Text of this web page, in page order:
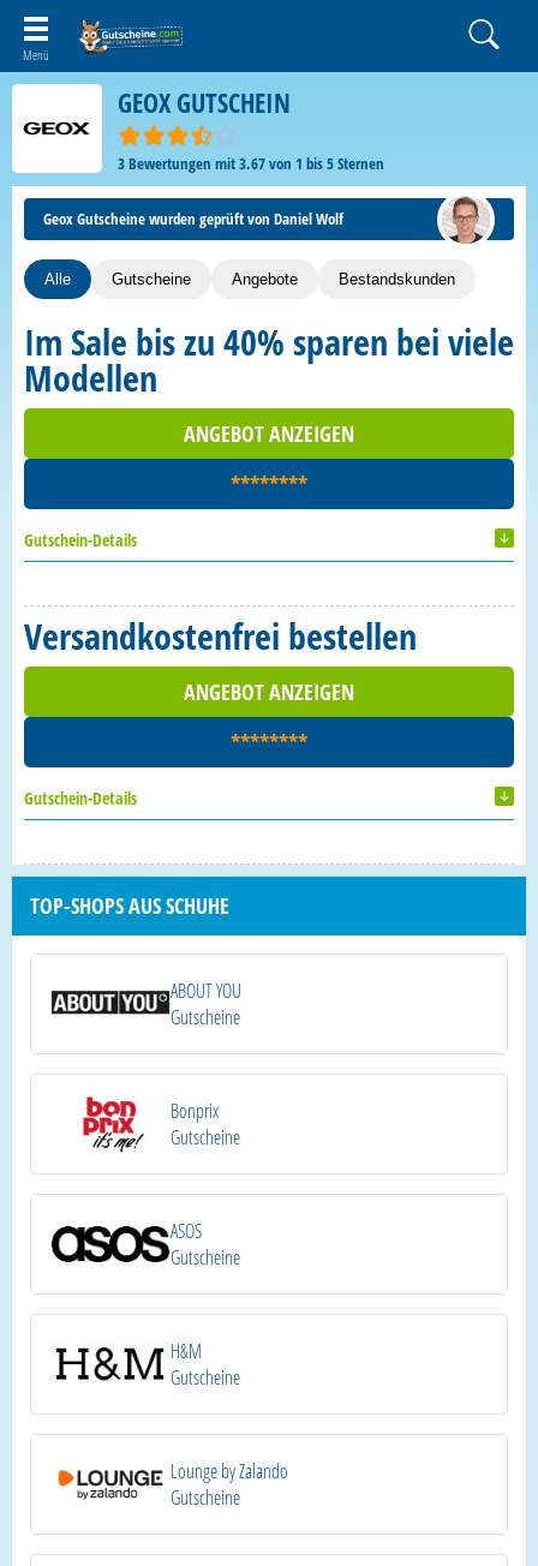
GEOX GUTSCHEIN
3Bewertungen mit3.67von 1 bis5Sternen
Geox Gutscheine wurden geprüft von Daniel Wolf
Alle Gutscheine Angebote Bestandskunden
Im Sale bis zu 40% sparen bei viele
Modellen
ANGEBOT ANZEIGEN
********
Gutschein-Details
Versandkostenfrei bestellen
ANGEBOT ANZEIGEN
********
Gutschein-Details
TOP-SHOPS AUS SCHUHE
ABOUT YOU
Gutscheine
Bonprix
Gutscheine
ASOS
Gutscheine
H&M
Gutscheine
Lounge by Zalando
Gutscheine